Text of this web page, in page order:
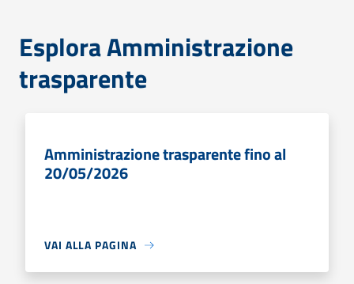
Esplora Amministrazione
trasparente
Amministrazione trasparente fino al
20/05/2026
VAI ALLA PAGINA